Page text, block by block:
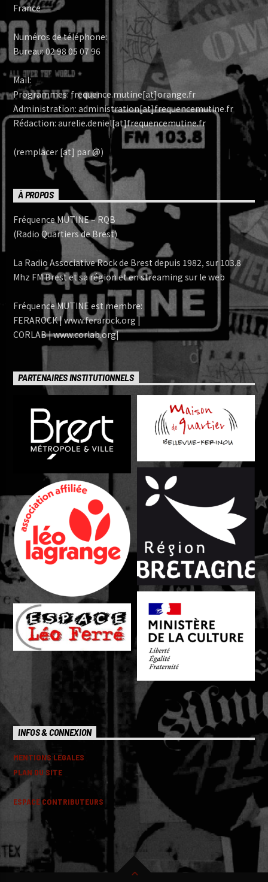
France
Numéros de téléphone:
Bureau: 02 98 05 07 96
Mail:
Programmes: frequence.mutine[at]orange.fr
Administration: administration[at]frequencemutine.fr
Rédaction: aurelie.deniel[at]frequencemutine.fr
(remplacer [at] par @)
À PROPOS
Fréquence MUTINE – RQB
(Radio Quartiers de Brest)
La Radio Associative Rock de Brest depuis 1982, sur 103.8
Mhz FM Brest et sa région et en streaming sur le web
Fréquence MUTINE est membre:
FERAROCK | www.ferarock.org |
CORLAB | www.corlab.org|
PARTENAIRES INSTITUTIONNELS
INFOS & CONNEXION
MENTIONS LEGALES
PLAN DU SITE
ESPACE CONTRIBUTEURS